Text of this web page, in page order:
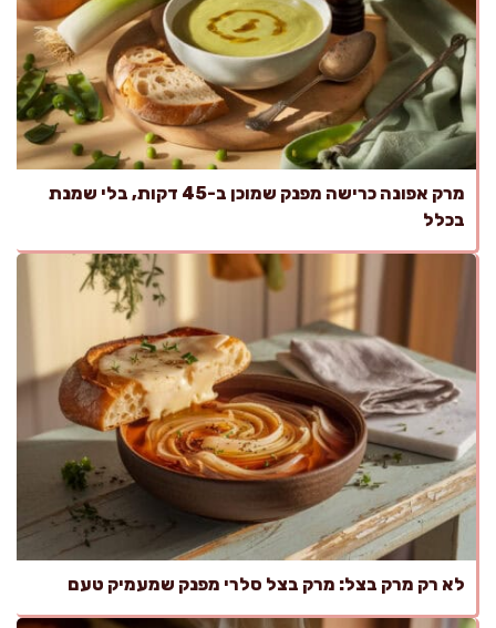
מרק אפונה כרישה מפנק שמוכן ב-45 דקות, בלי שמנת
בכלל
לא רק מרק בצל: מרק בצל סלרי מפנק שמעמיק טעם